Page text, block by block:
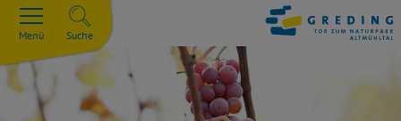
Menü Suche